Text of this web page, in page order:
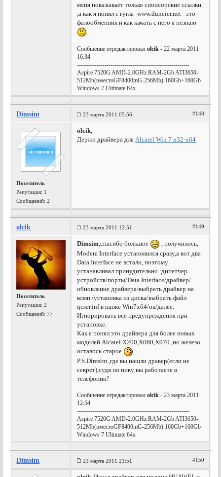
меня показывает только спонсорские ссылки
,а как я понял с гугла -www.duneier.net - это
фалообменник и как качать с него я незнаю
Сообщение отредактировалolcik - 22 марта 2011
16:34
---------------------------------------------------------
Aspire 7520G AMD-2.0GHz RAM-2Gb ATI3650-
512Mb(вместоGF8400mG-256Mb) 160Gb+160Gb
Windows 7 Ultimate 64x
Dimsim 23 марта 2011 05:56 #148
Посетитель
Репутация: 1
Сообщений: 2
olcik,
Держи драйвера дляAlcatel Win 7 x32-x64
olcik 23 марта 2011 12:51 #149
Посетитель
Репутация:2
Сообщений: 77
Dimsim,спасибо большое
, получилось,
Modem Interface установился сразу,а вот два
Data Interface не встали, поэтому
устанавливал принудительно :дипетчер
устройств/порты/Data Interface/драйвер/
обновление драйвера/выбрать драйвер на
комп./установка из диска/выбрать файл
qcser.inf в папке Win7x64/ок/далее.
Игнорировать все предупреждения при
установке.
Как я понял это драйвера для более новых
моделей Alcatel X200,X060,X070 ,но железо
осталось старое
P.S.Dimsim ,где вы нашли дравер(если не
секрет),судя по нику вы работаете в
телефонии?
Сообщение отредактировалolcik - 23 марта 2011
12:54
---------------------------------------------------------
Aspire 7520G AMD-2.0GHz RAM-2Gb ATI3650-
512Mb(вместоGF8400mG-256Mb) 160Gb+160Gb
Windows 7 Ultimate 64x
Dimsim 23 марта 2011 21:51 #150